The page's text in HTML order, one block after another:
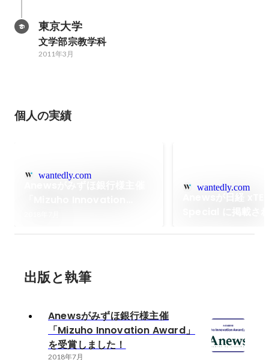
東京大学
文学部宗教学科
2011年3月
個人の実績
wantedly.com
wantedly.com
出版と執筆
Anewsがみずほ銀行様主催
「Mizuho Innovation Award」
を受賞しました！
2018年7月